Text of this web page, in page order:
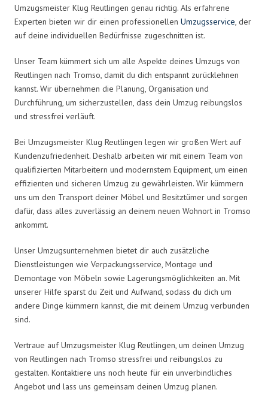
Umzugsmeister Klug Reutlingen genau richtig. Als erfahrene
Experten bieten wir dir einen professionellen Umzugsservice, der
auf deine individuellen Bedürfnisse zugeschnitten ist.
Unser Team kümmert sich um alle Aspekte deines Umzugs von
Reutlingen nach Tromso, damit du dich entspannt zurücklehnen
kannst. Wir übernehmen die Planung, Organisation und
Durchführung, um sicherzustellen, dass dein Umzug reibungslos
und stressfrei verläuft.
Bei Umzugsmeister Klug Reutlingen legen wir großen Wert auf
Kundenzufriedenheit. Deshalb arbeiten wir mit einem Team von
qualifizierten Mitarbeitern und modernstem Equipment, um einen
effizienten und sicheren Umzug zu gewährleisten. Wir kümmern
uns um den Transport deiner Möbel und Besitztümer und sorgen
dafür, dass alles zuverlässig an deinem neuen Wohnort in Tromso
ankommt.
Unser Umzugsunternehmen bietet dir auch zusätzliche
Dienstleistungen wie Verpackungsservice, Montage und
Demontage von Möbeln sowie Lagerungsmöglichkeiten an. Mit
unserer Hilfe sparst du Zeit und Aufwand, sodass du dich um
andere Dinge kümmern kannst, die mit deinem Umzug verbunden
sind.
Vertraue auf Umzugsmeister Klug Reutlingen, um deinen Umzug
von Reutlingen nach Tromso stressfrei und reibungslos zu
gestalten. Kontaktiere uns noch heute für ein unverbindliches
Angebot und lass uns gemeinsam deinen Umzug planen.